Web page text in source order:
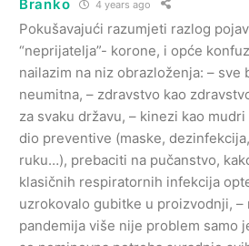
Branko 4 years ago
Pokušavajući razumjeti razlog
“neprijatelja”- korone, i opće
nailazim na niz obrazloženja: – sve
neumitna, – zdravstvo kao
za svaku državu, – kinezi kao
dio preventive (maske,
ruku…), prebaciti na pučanstvo,
klasičnih respiratornih infekcija
uzrokovalo gubitke u proizvodnji, –
pandemija više nije problem samo